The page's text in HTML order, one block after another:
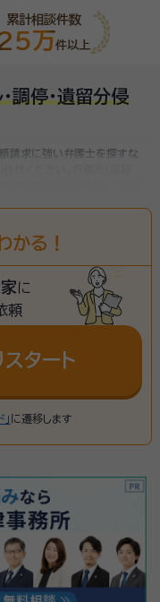
累計相談件数
万件以上
調停・遺留分侵
請求に強い弁護士を探すな
額請求に強い弁護士をお探し
かる！
に
頼
タート
に遷移します